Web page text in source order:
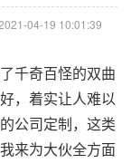
04-19 10:01:39
千奇百怪的双曲
，着实让人难以
公司定制，这类
来为大伙全方面